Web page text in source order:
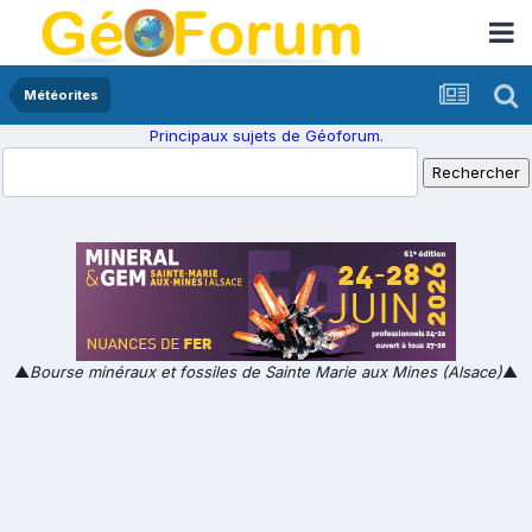
Météorites
Principaux sujets de Géoforum.
▲Bourse minéraux et fossiles de Sainte Marie aux Mines (Alsace)▲